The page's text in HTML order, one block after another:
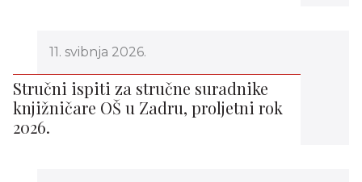
11. svibnja 2026.
Stručni ispiti za stručne suradnike
knjižničare OŠ u Zadru, proljetni rok
2026.